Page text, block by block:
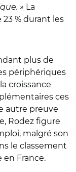
» La
% durant les
plus de
périphériques
croissance
ces
autre preuve
Rodez figure
malgré son
le classement
en France.